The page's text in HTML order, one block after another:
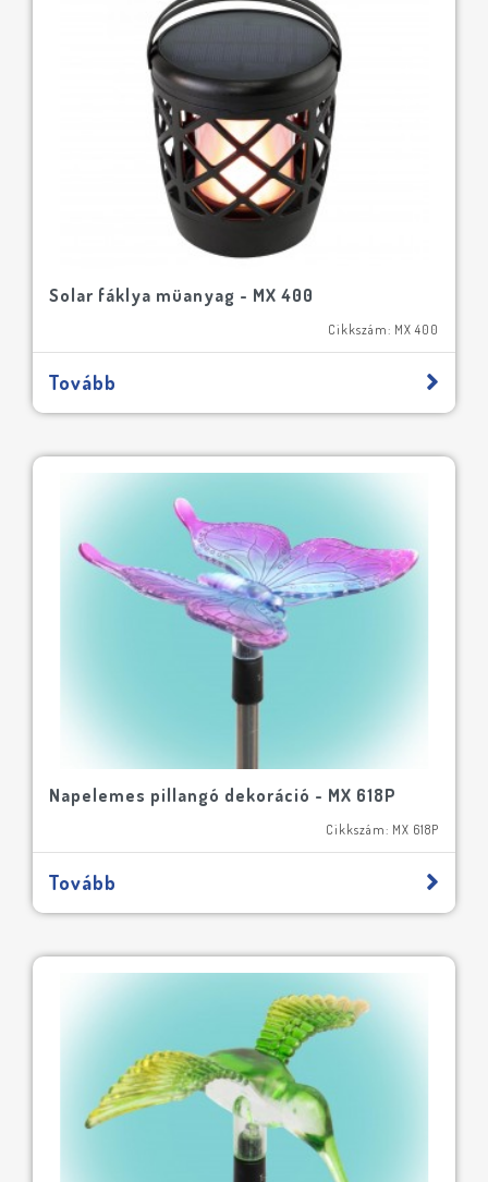
Solar fáklya müanyag - MX 400
Cikkszám: MX 400
Tovább
Napelemes pillangó dekoráció - MX 618P
Cikkszám: MX 618P
Tovább